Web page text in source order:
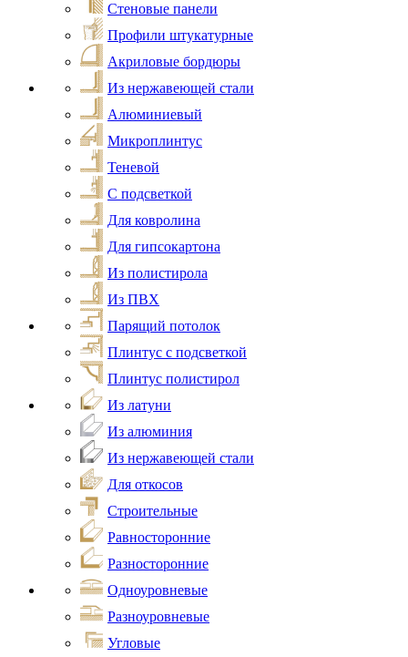
Стеновые панели
Профили штукатурные
Акриловые бордюры
Из нержавеющей стали
Алюминиевый
Микроплинтус
Теневой
С подсветкой
Для ковролина
Для гипсокартона
Из полистирола
Из ПВХ
Парящий потолок
Плинтус с подсветкой
Плинтус полистирол
Из латуни
Из алюминия
Из нержавеющей стали
Для откосов
Строительные
Равносторонние
Разносторонние
Одноуровневые
Разноуровневые
Угловые